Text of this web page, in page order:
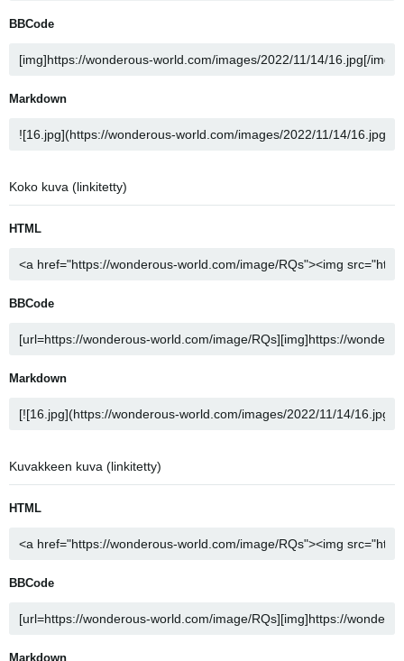
BBCode
Markdown
Koko kuva (linkitetty)
HTML
BBCode
Markdown
Kuvakkeen kuva (linkitetty)
HTML
BBCode
Markdown